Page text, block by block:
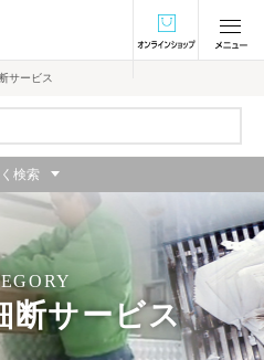
オンラインショ
サービス
断サービス
検索